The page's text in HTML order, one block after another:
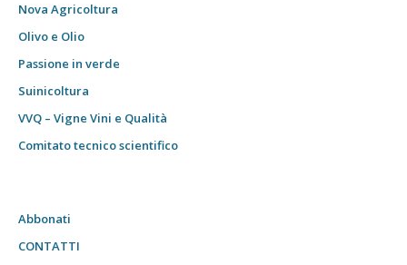
Nova Agricoltura
Olivo e Olio
Passione in verde
Suinicoltura
VVQ – Vigne Vini e Qualità
Comitato tecnico scientifico
Abbonati
CONTATTI